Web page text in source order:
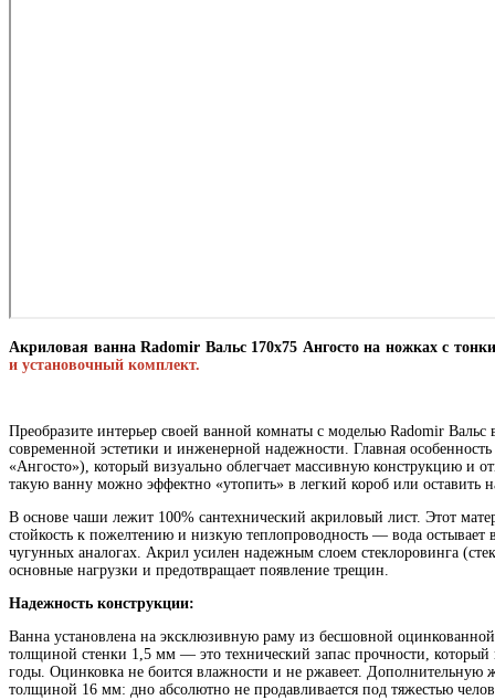
Акриловая ванна Radomir Вальс 170x75 Ангосто на ножках с
и установочный комплект.
Преобразите интерьер своей ванной комнаты с моделью Radomir
современной эстетики и инженерной надежности. Главная
«Ангосто»), который визуально облегчает массивную конструкцию и
такую ванну можно эффектно «утопить» в легкий короб или оставить
В основе чаши лежит 100% сантехнический акриловый лист. Этот
стойкость к пожелтению и низкую теплопроводность — вода остывает
чугунных аналогах. Акрил усилен надежным слоем стеклоровинга
основные нагрузки и предотвращает появление трещин.
Надежность конструкции:
Ванна установлена на эксклюзивную раму из бесшовной
толщиной стенки 1,5 мм — это технический запас прочности,
годы. Оцинковка не боится влажности и не ржавеет. Дополнительную
толщиной 16 мм: дно абсолютно не продавливается под тяжестью